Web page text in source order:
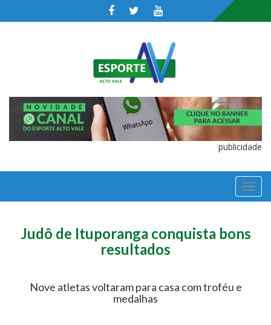
publicidade
Judô de Ituporanga conquista bons
resultados
Nove atletas voltaram para casa com troféu e
medalhas